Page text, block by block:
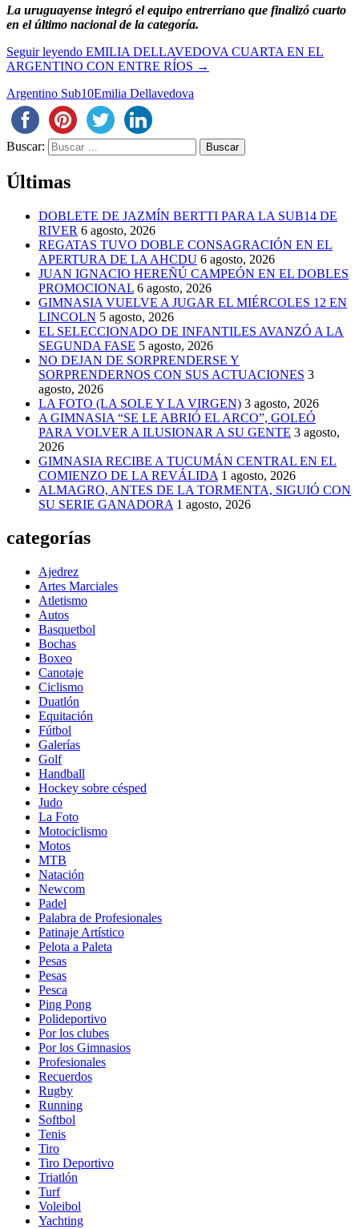
La uruguayense integró el equipo entrerriano que finalizó cuarto
en el último nacional de la categoría.
Seguir leyendo EMILIA DELLAVEDOVA CUARTA EN EL
ARGENTINO CON ENTRE RÍOS →
Argentino Sub10Emilia Dellavedova
Buscar:
Últimas
DOBLETE DE JAZMÍN BERTTI PARA LA SUB14 DE
RIVER 6 agosto, 2026
REGATAS TUVO DOBLE CONSAGRACIÓN EN EL
APERTURA DE LA AHCDU 6 agosto, 2026
JUAN IGNACIO HEREÑÚ CAMPEÓN EN EL DOBLES
PROMOCIONAL 6 agosto, 2026
GIMNASIA VUELVE A JUGAR EL MIÉRCOLES 12 EN
LINCOLN 5 agosto, 2026
EL SELECCIONADO DE INFANTILES AVANZÓ A LA
SEGUNDA FASE 5 agosto, 2026
NO DEJAN DE SORPRENDERSE Y
SORPRENDERNOS CON SUS ACTUACIONES 3
agosto, 2026
LA FOTO (LA SOLE Y LA VIRGEN) 3 agosto, 2026
A GIMNASIA “SE LE ABRIÓ EL ARCO”, GOLEÓ
PARA VOLVER A ILUSIONAR A SU GENTE 3 agosto,
2026
GIMNASIA RECIBE A TUCUMÁN CENTRAL EN EL
COMIENZO DE LA REVÁLIDA 1 agosto, 2026
ALMAGRO, ANTES DE LA TORMENTA, SIGUIÓ CON
SU SERIE GANADORA 1 agosto, 2026
categorías
Ajedrez
Artes Marciales
Atletismo
Autos
Basquetbol
Bochas
Boxeo
Canotaje
Ciclismo
Duatlón
Equitación
Fútbol
Galerías
Golf
Handball
Hockey sobre césped
Judo
La Foto
Motociclismo
Motos
MTB
Natación
Newcom
Padel
Palabra de Profesionales
Patinaje Artístico
Pelota a Paleta
Pesas
Pesas
Pesca
Ping Pong
Polideportivo
Por los clubes
Por los Gimnasios
Profesionales
Recuerdos
Rugby
Running
Softbol
Tenis
Tiro
Tiro Deportivo
Triatlón
Turf
Voleibol
Yachting